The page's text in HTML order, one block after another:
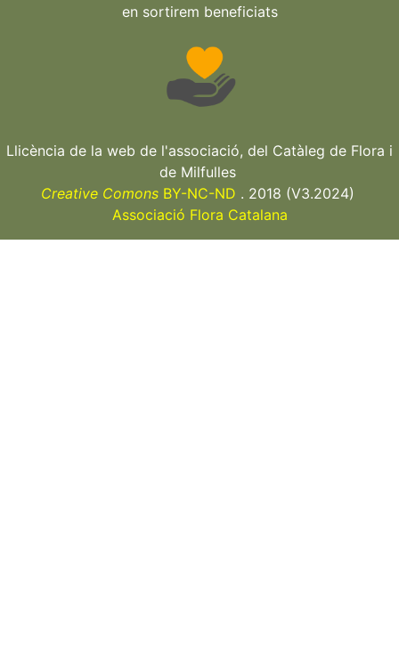
en sortirem beneficiats
Llicència de la web de l'associació, del Catàleg de Flora i
de Milfulles
Creative ComonsBY-NC-ND . 2018 (V3.2024)
Associació Flora Catalana